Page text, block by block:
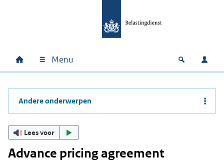
Hoofdnavigatie
Home Menu Open
Andere onderwerpen
Lees voor
Advance pricing agreement